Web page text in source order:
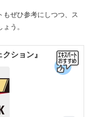
もぜひ参考にしつつ、ス
う。
ション』